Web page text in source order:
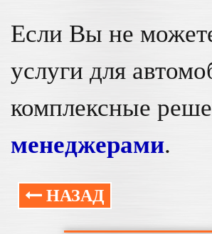
Если Вы не
услуги для
комплексные
менеджерами.
НАЗАД